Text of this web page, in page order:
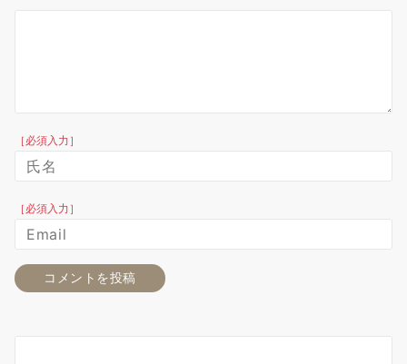
［必須入力］
［必須入力］